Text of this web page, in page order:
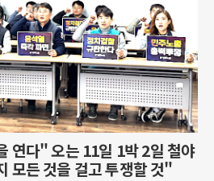
연다" 오는 11일 1박 2일 철야
모든 것을 걸고 투쟁할 것"